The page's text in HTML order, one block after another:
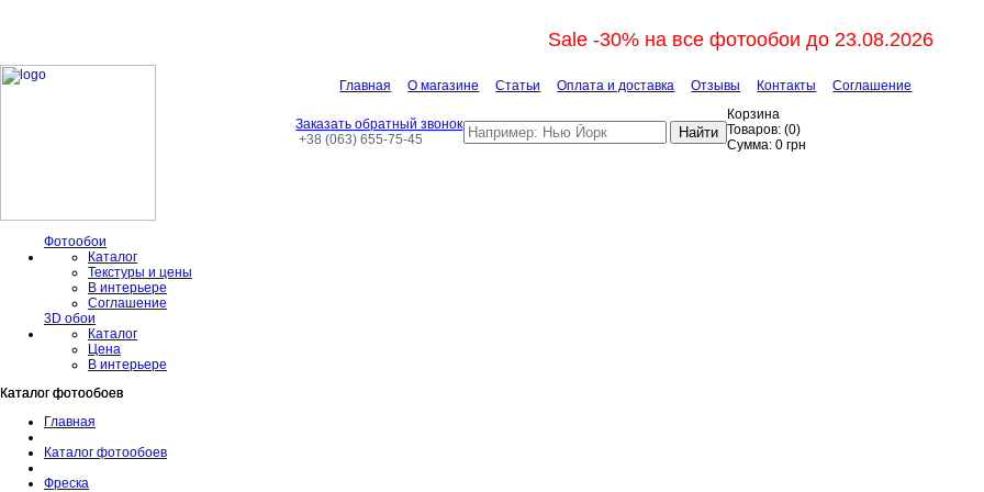
Sale -30% на все фотообои до 23.08.2026
Главная О магазине Статьи Оплата и доставка Отзывы Контакты Соглашение
Заказать обратный звонок
+38 (063) 655-75-45
Найти
Корзина
Товаров: (0)
Сумма: 0 грн
Фотообои
Каталог
Текстуры и цены
В интерьере
Соглашение
3D обои
Каталог
Цена
В интерьере
Каталог фотообоев
Каталог фотообоев
Главная
Каталог фотообоев
Фреска